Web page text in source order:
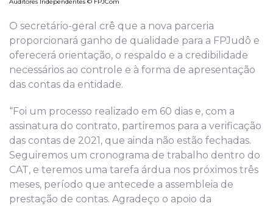
O secretário-geral crê que a nova parceria
proporcionará ganho de qualidade para a FPJudô e
oferecerá orientação, o respaldo e a credibilidade
necessários ao controle e à forma de apresentação
das contas da entidade.
“Foi um processo realizado em 60 dias e, com a
assinatura do contrato, partiremos para a verificação
das contas de 2021, que ainda não estão fechadas.
Seguiremos um cronograma de trabalho dentro do
CAT, e teremos uma tarefa árdua nos próximos três
meses, período que antecede a assembleia de
prestação de contas. Agradeço o apoio da